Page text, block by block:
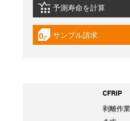
igus-icon-
予測寿命を計算
igus-icon-gratismuster
サンプル請求
CFRIP
剥離作